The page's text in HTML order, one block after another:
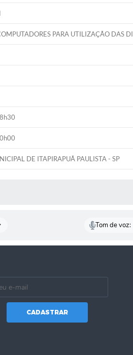
PARA UTILIZAÇÃO DAS
DE ITAPIRAPUÃ PAULISTA - SP
Tom de voz:
CADASTRAR